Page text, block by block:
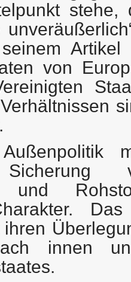
stehe,
von
und
innen